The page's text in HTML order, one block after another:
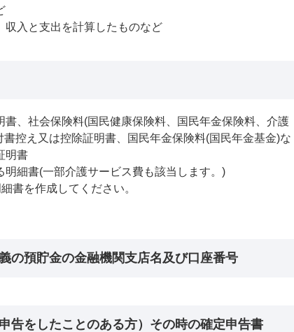
収入と支出を計算したものなど
、社会保険料(国民健康保険料、国民年金保険料、介護
控え又は控除証明書、国民年金保険料(国民年金基金)な
明書
細書(一部介護サービス費も該当します。)
書を作成してください。
の預貯金の金融機関支店名及び口座番号
告をしたことのある方）その時の確定申告書